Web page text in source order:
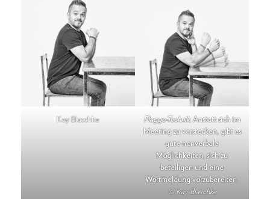
Kay Blaschke Flagge-Technik.Anstatt sich im
Meeting zu verstecken, gibt es
gute nonverbale
Möglichkeiten, sich zu
beteiligen und eine
Wortmeldung vorzubereiten.
© Kay Blaschke